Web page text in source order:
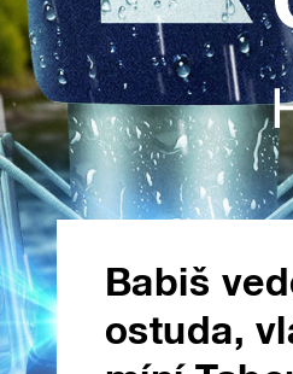
Babiš
ostuda,